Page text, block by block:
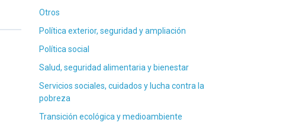
Otros
Política exterior, seguridad y ampliación
Política social
Salud, seguridad alimentaria y bienestar
Servicios sociales, cuidados y lucha contra la
pobreza
Transición ecológica y medioambiente